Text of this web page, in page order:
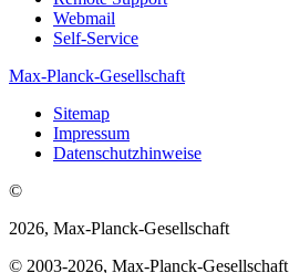
Webmail
Self-Service
Max-Planck-Gesellschaft
Sitemap
Impressum
Datenschutzhinweise
©
2026, Max-Planck-Gesellschaft
© 2003-2026, Max-Planck-Gesellschaft